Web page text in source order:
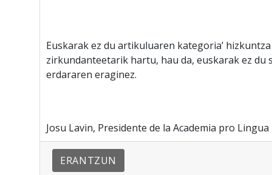
Euskarak ez du artikuluaren kategoria’
zirkundanteetarik hartu, hau da, euskarak ez
erdararen eraginez.
Josu Lavin, Presidente de la Academia pro Lingua
ERANTZUN